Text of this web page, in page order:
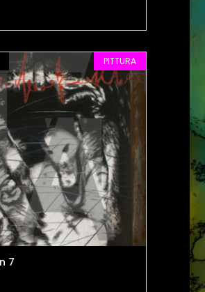
PITTURA
7